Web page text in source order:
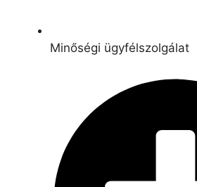
Minőségi ügyfélszolgálat